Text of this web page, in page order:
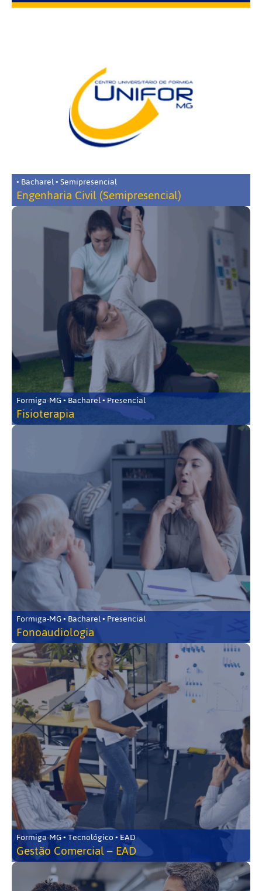
• Bacharel • Semipresencial
Engenharia Civil (Semipresencial)
Formiga-MG • Bacharel • Presencial
Fisioterapia
Formiga-MG • Bacharel • Presencial
Fonoaudiologia
Formiga-MG • Tecnológico • EAD
Gestão Comercial – EAD